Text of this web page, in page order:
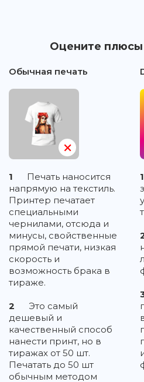
Оцените плюсы
Обычная печать
1
Печать наносится
напрямую на текстиль.
Принтер печатает
специальными
чернилами, отсюда и
минусы, свойственные
прямой печати, низкая
скорость и
возможность брака в
тираже.
2
Это самый
дешевый и
качественный способ
нанести принт, но в
тиражах от 50 шт.
Печатать до 50 шт
обычным методом
1